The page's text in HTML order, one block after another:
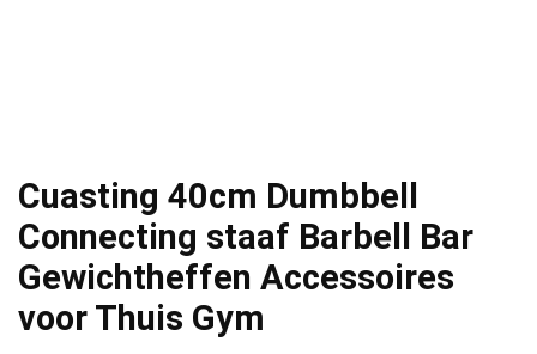
Cuasting 40cm Dumbbell
Connecting staaf Barbell Bar
Gewichtheffen Accessoires
voor Thuis Gym